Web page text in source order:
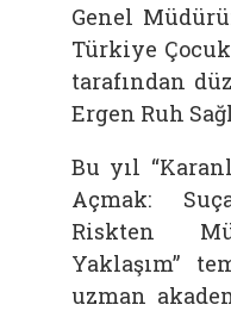
Genel
Türkiye
tarafından
Ergen Ruh
Bu yıl
Açmak:
Riskten
Yaklaşım”
uzman